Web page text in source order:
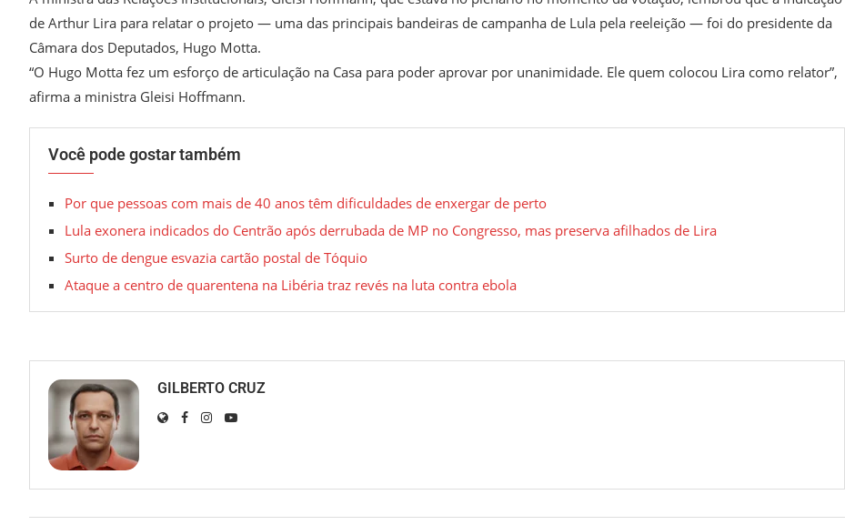
de Arthur Lira para relatar o projeto — uma das principais bandeiras de campanha de Lula pela reeleição — foi do presidente da
Câmara dos Deputados, Hugo Motta.
“O Hugo Motta fez um esforço de articulação na Casa para poder aprovar por unanimidade. Ele quem colocou Lira como relator”,
afirma a ministra Gleisi Hoffmann.
Você pode gostar também
Por que pessoas com mais de 40 anos têm dificuldades de enxergar de perto
Lula exonera indicados do Centrão após derrubada de MP no Congresso, mas preserva afilhados de Lira
Surto de dengue esvazia cartão postal de Tóquio
Ataque a centro de quarentena na Libéria traz revés na luta contra ebola
GILBERTO CRUZ